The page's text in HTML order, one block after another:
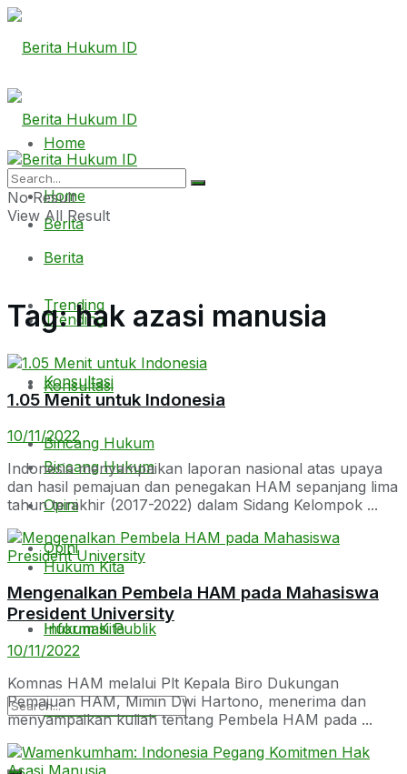
Home
Berita
Trending
Konsultasi
Bincang Hukum
Opini
Hukum Kita
Informasi Publik
Home
Berita
Trending
Konsultasi
Bincang Hukum
Opini
Hukum Kita
Informasi Publik
No Result
View All Result
Tag:hak azasi manusia
1.05 Menit untuk Indonesia
10/11/2022
Indonesia menyampaikan laporan nasional atas upaya
dan hasil pemajuan dan penegakan HAM sepanjang lima
tahun terakhir (2017-2022) dalam Sidang Kelompok ...
Mengenalkan Pembela HAM pada Mahasiswa
President University
10/11/2022
Komnas HAM melalui Plt Kepala Biro Dukungan
Pemajuan HAM, Mimin Dwi Hartono, menerima dan
menyampaikan kuliah tentang Pembela HAM pada ...